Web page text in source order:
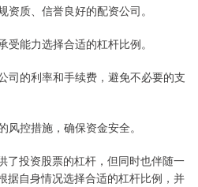
质、信誉良好的配资公司。
能力选择合适的杠杆比例。
司的利率和手续费，避免不必要的支
风控措施，确保资金安全。
了投资股票的杠杆，但同时也伴随一
据自身情况选择合适的杠杆比例，并